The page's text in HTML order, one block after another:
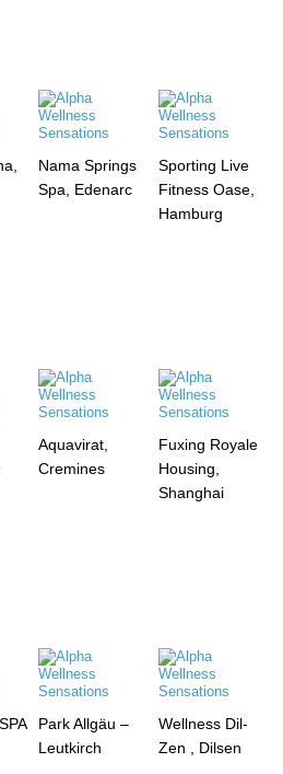
Nama Springs
Spa, Edenarc
Sporting Live
Fitness Oase,
Hamburg
Aquavirat,
Cremines
Fuxing Royale
Housing,
Shanghai
Park Allgäu –
Leutkirch
Wellness Dil-
Zen , Dilsen